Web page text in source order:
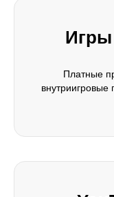
Платные
внутриигровые